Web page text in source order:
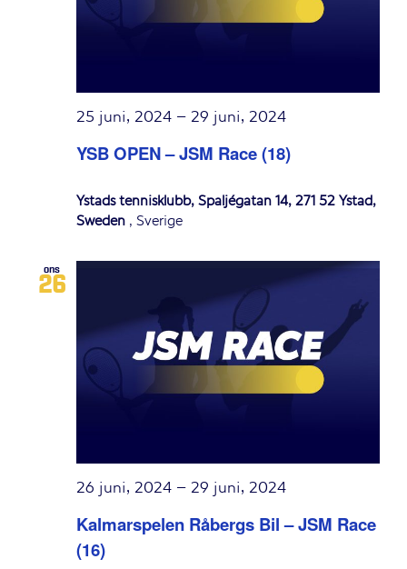
YSB OPEN – JSM Race (18)
25 juni, 2024 – 29 juni, 2024
Ystads tennisklubb, Spaljégatan 14, 271 52 Ystad,
Sweden , Sverige
ons
26
Kalmarspelen Råbergs Bil – JSM Race
(16)
26 juni, 2024 – 29 juni, 2024